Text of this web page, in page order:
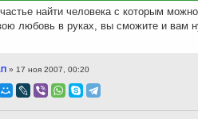
найти человека с которым
любовь в руках, вы сможите и вам
» 17 ноя 2007, 00:20